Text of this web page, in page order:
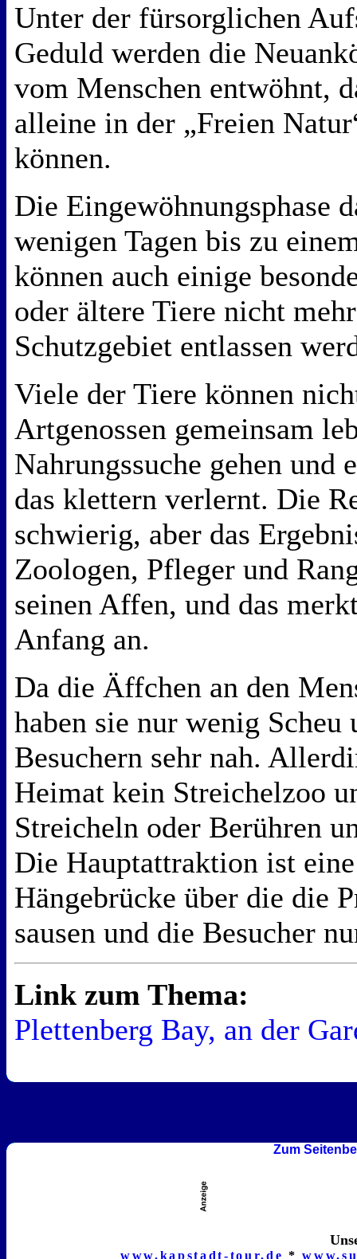
Unter der fürsorglichen
Geduld werden die
vom Menschen entwöhnt,
alleine in der „Freien
können.
Die Eingewöhnungsphase
wenigen Tagen bis zu
können auch einige
oder ältere Tiere nicht
Schutzgebiet entlassen
Viele der Tiere können
Artgenossen gemeinsam
Nahrungssuche gehen und
das klettern verlernt. Die
schwierig, aber das
Zoologen, Pfleger und
seinen Affen, und das
Anfang an.
Da die Äffchen an den
haben sie nur wenig Scheu
Besuchern sehr nah.
Heimat kein Streichelzoo
Streicheln oder Berühren
Die Hauptattraktion ist
Hängebrücke über die die
sausen und die Besucher
Link zum Thema:
Plettenberg Bay, an der
Zum
www.kapstadt-tour.de *